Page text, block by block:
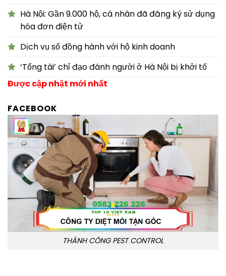
Hà Nội: Gần 9.000 hộ, cá nhân đã đăng ký sử dụng
hóa đơn điện tử
Dịch vụ số đồng hành với hộ kinh doanh
‘Tổng tài’ chỉ đạo đánh người ở Hà Nội bị khởi tố
Được cập nhật mới nhất
FACEBOOK
THÀNH CÔNG PEST CONTROL